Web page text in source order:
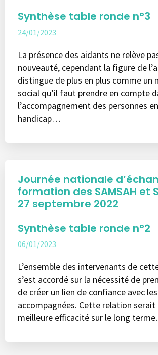
Synthèse table ronde n°3
24/01/2023
La présence des aidants ne relève
nouveauté, cependant la figure de
distingue de plus en plus comme un
social qu’il faut prendre en compte
l’accompagnement des personnes
handicap…
Journée nationale
formation des SAMSAH et
27 septembre 2022
Synthèse table ronde n°2
06/01/2023
L’ensemble des intervenants de
s’est accordé sur la nécessité de
de créer un lien de confiance avec
accompagnées. Cette relation serait
meilleure efficacité sur le long